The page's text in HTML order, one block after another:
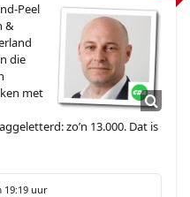
Peel
&
die
met
zo’n 13.000. Dat is
19:19 uur